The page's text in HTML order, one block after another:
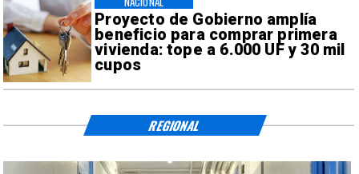
Proyecto de Gobierno amplía
beneficio para comprar primera
vivienda: tope a 6.000 UF y 30 mil
cupos
REGIONAL